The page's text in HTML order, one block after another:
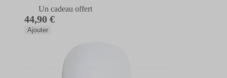
Un cadeau offert
44,90 €
Ajouter